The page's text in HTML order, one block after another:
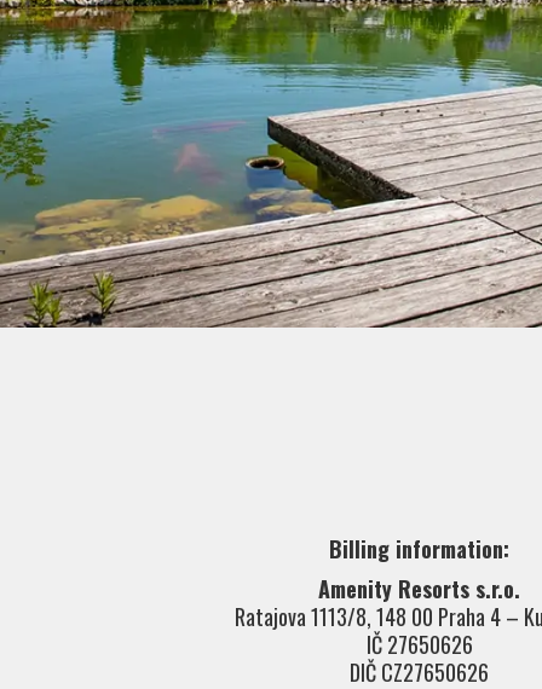
Billing information:
Amenity Resorts s.r.o.
Ratajova 1113/8, 148 00 Praha 4 –
IČ 27650626
DIČ CZ27650626